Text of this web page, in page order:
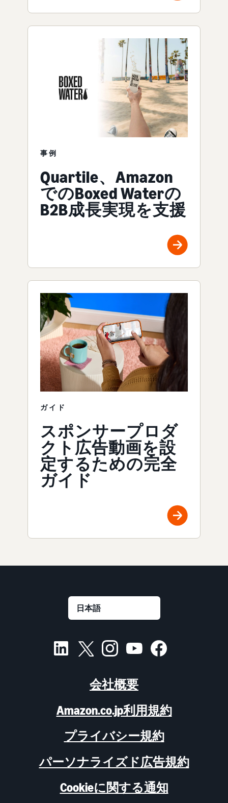
事例
Quartile、Amazon
でのBoxed Waterの
B2B成長実現を支援
ガイド
スポンサープロダ
クト広告動画を設
定するための完全
ガイド
会社概要
Amazon.co.jp利用規約
プライバシー規約
パーソナライズド広告規約
Cookieに関する通知